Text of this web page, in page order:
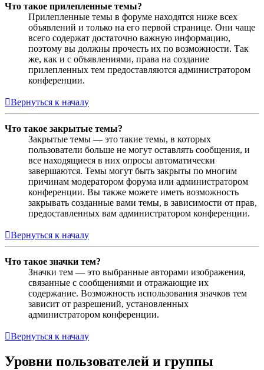
Что такое прилепленные темы?
Прилепленные темы в форуме находятся ниже всех
объявлений и только на его первой странице. Они чаще
всего содержат достаточно важную информацию,
поэтому вы должны прочесть их по возможности. Так
же, как и с объявлениями, права на создание
прилепленных тем предоставляются администратором
конференции.
Вернуться к началу
Что такое закрытые темы?
Закрытые темы — это такие темы, в которых
пользователи больше не могут оставлять сообщения, и
все находящиеся в них опросы автоматически
завершаются. Темы могут быть закрыты по многим
причинам модератором форума или администратором
конференции. Вы также можете иметь возможность
закрывать созданные вами темы, в зависимости от прав,
предоставленных вам администратором конференции.
Вернуться к началу
Что такое значки тем?
Значки тем — это выбранные авторами изображения,
связанные с сообщениями и отражающие их
содержание. Возможность использования значков тем
зависит от разрешений, установленных
администратором конференции.
Вернуться к началу
Уровни пользователей и группы